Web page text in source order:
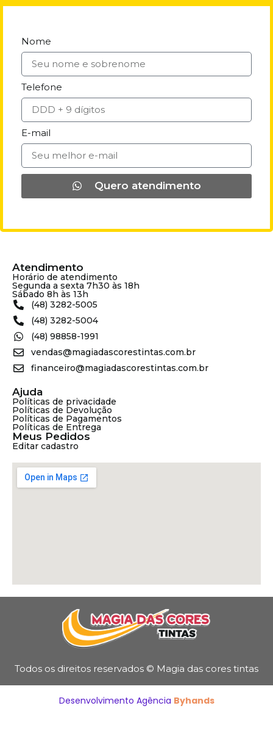
Nome
Telefone
E-mail
Quero atendimento
Atendimento
Horário de atendimento
Segunda a sexta 7h30 às 18h
Sábado 8h às 13h
(48) 3282-5005
(48) 3282-5004
(48) 98858-1991
vendas@magiadascorestintas.com.br
financeiro@magiadascorestintas.com.br
Ajuda
Políticas de privacidade
Políticas de Devolução
Políticas de Pagamentos
Políticas de Entrega
Meus Pedidos
Editar cadastro
Todos os direitos reservados © Magia das cores tintas
Desenvolvimento Agência Byhands